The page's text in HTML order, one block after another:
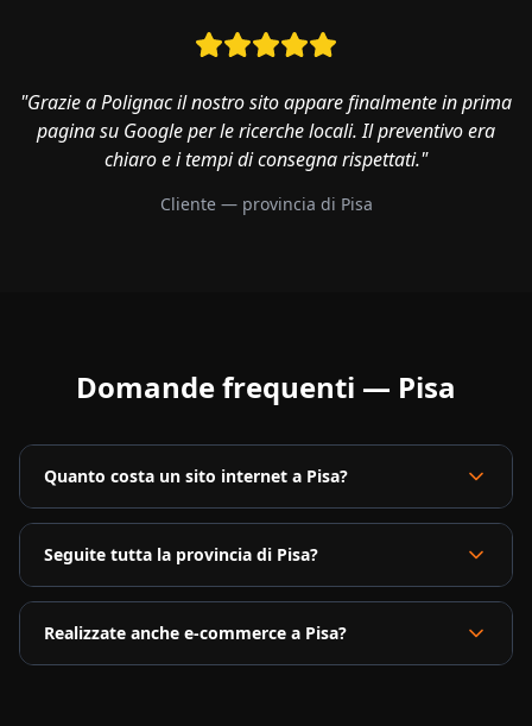
"Grazie a Polignac il nostro sito appare finalmente in prima
pagina su Google per le ricerche locali. Il preventivo era
chiaro e i tempi di consegna rispettati."
Cliente — provincia di Pisa
Domande frequenti — Pisa
Quanto costa un sito internet a Pisa?
Seguite tutta la provincia di Pisa?
Realizzate anche e-commerce a Pisa?